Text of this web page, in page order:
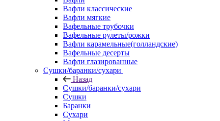
Вафли классические
Вафли мягкие
Вафельные трубочки
Вафельные рулеты/рожки
Вафли карамельные(голландские)
Вафельные десерты
Вафли глазированные
Сушки/баранки/сухари
Назад
Сушки/баранки/сухари
Сушки
Баранки
Сухари